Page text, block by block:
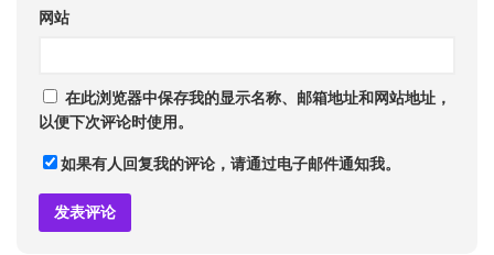
网站
在此浏览器中保存我的显示名称、邮箱地址和网站地址，
以便下次评论时使用。
如果有人回复我的评论，请通过电子邮件通知我。